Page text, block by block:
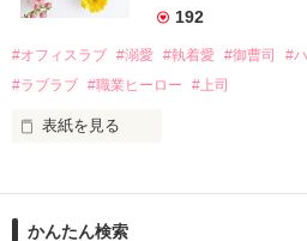
夏木美桜(なつきみお)
鳴海哲平 (なるみてっぺい)
2026.6.5～2026.7.25
なぜか恭司から飼い猫の世話係を
の関係となってしまい――？
192
#オフィスラブ #溺愛 #執着愛 #御曹司 #
#ラブラブ #職業ヒーロー #上司
表紙を見る
ションの企画戦略室で働いている。
かんたん検索